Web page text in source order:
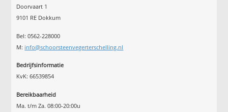
Doorvaart 1
9101 RE Dokkum
Bel: 0562-228000
M: info@schoorsteenvegerterschelling.nl
Bedrijfsinformatie
KvK: 66539854
Bereikbaarheid
Ma. t/m Za. 08:00-20:00u